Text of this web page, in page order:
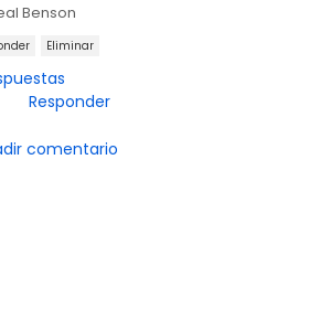
Benson
Eliminar
Responder
comentario